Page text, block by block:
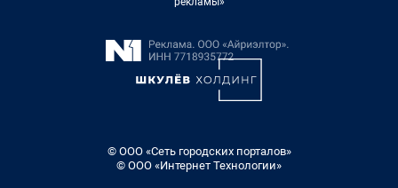
© ООО «Сеть городских порталов»
© ООО «Интернет Технологии»